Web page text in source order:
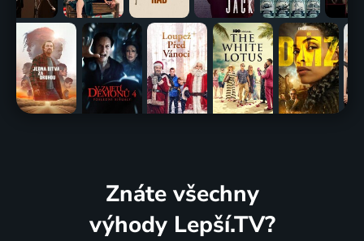
Znáte všechny
výhody Lepší.TV?